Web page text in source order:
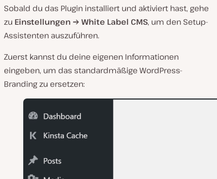
Sobald du das Plugin installiert und aktiviert hast, gehe
zu Einstellungen → White Label CMS, um den Setup-
Assistenten auszuführen.
Zuerst kannst du deine eigenen Informationen
eingeben, um das standardmäßige WordPress-
Branding zu ersetzen: